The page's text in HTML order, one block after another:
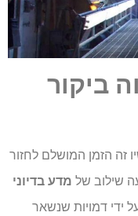
ביקור
זה הזמן המושלם לחזור
שילוב של מדע בדיוני
ידי דמויות שנשאר